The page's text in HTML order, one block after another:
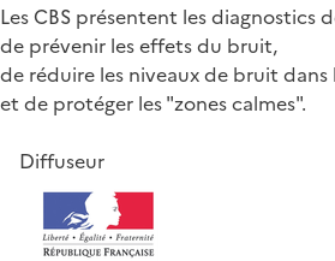
Les CBS présentent les diagnostics
de prévenir les effets du bruit,
de réduire les niveaux de bruit
et de protéger les "zones calmes".
Diffuseur